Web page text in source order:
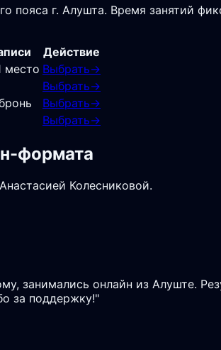
пояса г. Алушта. Время занятий
Действие
место Выбрать→
Выбрать→
Выбрать→
Выбрать→
формата
Колесниковой.
занимались онлайн из Алуште.
за поддержку!"